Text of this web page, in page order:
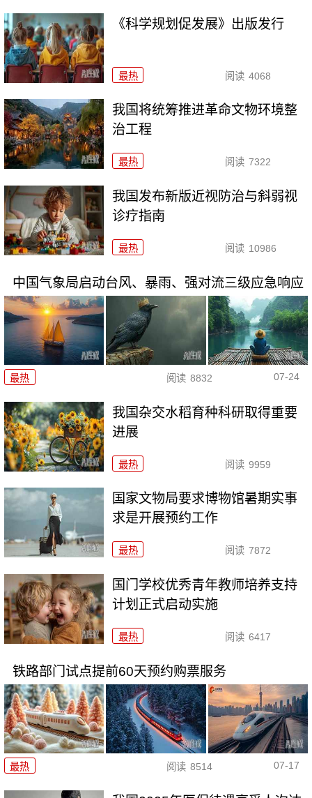
《科学规划促发展》出版发行
最热 阅读 4068
我国将统筹推进革命文物环境整
治工程
最热 阅读 7322
我国发布新版近视防治与斜弱视
诊疗指南
最热 阅读 10986
中国气象局启动台风、暴雨、强对流三级应急响应
最热 阅读 8832 07-24
我国杂交水稻育种科研取得重要
进展
最热 阅读 9959
国家文物局要求博物馆暑期实事
求是开展预约工作
最热 阅读 7872
国门学校优秀青年教师培养支持
计划正式启动实施
最热 阅读 6417
铁路部门试点提前60天预约购票服务
最热 阅读 8514 07-17